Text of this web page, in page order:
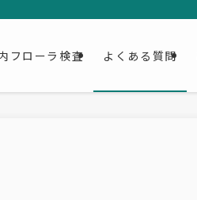
フローラ検査 よくある質問